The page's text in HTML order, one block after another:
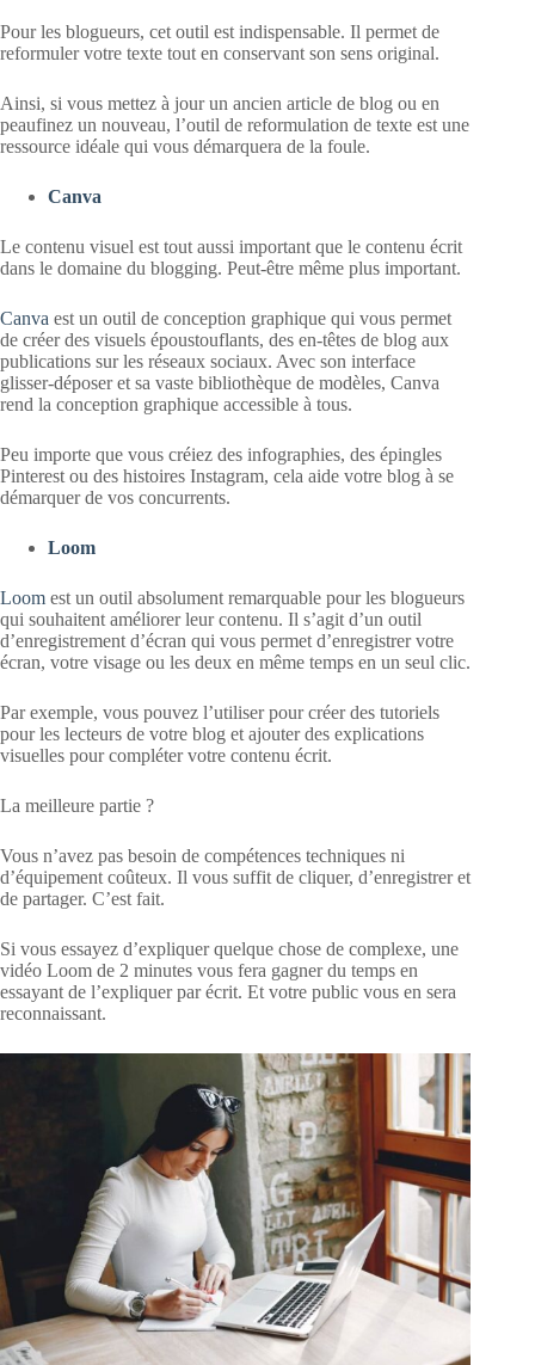
Pour les blogueurs, cet outil est indispensable. Il permet de
reformuler votre texte tout en conservant son sens original.
Ainsi, si vous mettez à jour un ancien article de blog ou en
peaufinez un nouveau, l’outil de reformulation de texte est une
ressource idéale qui vous démarquera de la foule.
Canva
Le contenu visuel est tout aussi important que le contenu écrit
dans le domaine du blogging. Peut-être même plus important.
Canva est un outil de conception graphique qui vous permet
de créer des visuels époustouflants, des en-têtes de blog aux
publications sur les réseaux sociaux. Avec son interface
glisser-déposer et sa vaste bibliothèque de modèles, Canva
rend la conception graphique accessible à tous.
Peu importe que vous créiez des infographies, des épingles
Pinterest ou des histoires Instagram, cela aide votre blog à se
démarquer de vos concurrents.
Loom
Loom est un outil absolument remarquable pour les blogueurs
qui souhaitent améliorer leur contenu. Il s’agit d’un outil
d’enregistrement d’écran qui vous permet d’enregistrer votre
écran, votre visage ou les deux en même temps en un seul clic.
Par exemple, vous pouvez l’utiliser pour créer des tutoriels
pour les lecteurs de votre blog et ajouter des explications
visuelles pour compléter votre contenu écrit.
La meilleure partie ?
Vous n’avez pas besoin de compétences techniques ni
d’équipement coûteux. Il vous suffit de cliquer, d’enregistrer et
de partager. C’est fait.
Si vous essayez d’expliquer quelque chose de complexe, une
vidéo Loom de 2 minutes vous fera gagner du temps en
essayant de l’expliquer par écrit. Et votre public vous en sera
reconnaissant.